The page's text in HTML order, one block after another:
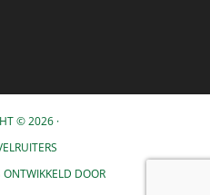
© 2026 ·
ONTWIKKELD DOOR